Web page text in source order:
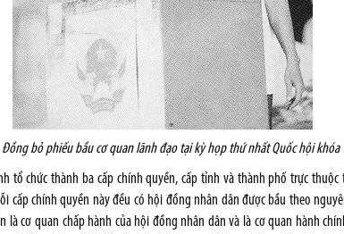
Đồng bỏ phiếu bầu cơ quan lãnh đạo tại kỳ họp thứ nhất Quốc hội
tổ chức thành ba cấp chính quyền, cấp tỉnh và thành phố trực
cấp chính quyền này đều có hội đồng nhân dân được bầu theo
là cơ quan chấp hành của hội đồng nhân dân và là cơ quan hành